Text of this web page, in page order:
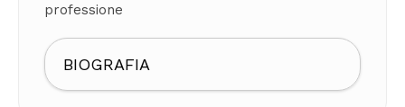
professione
BIOGRAFIA